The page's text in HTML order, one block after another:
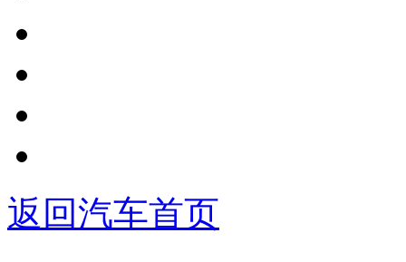
返回汽车首页